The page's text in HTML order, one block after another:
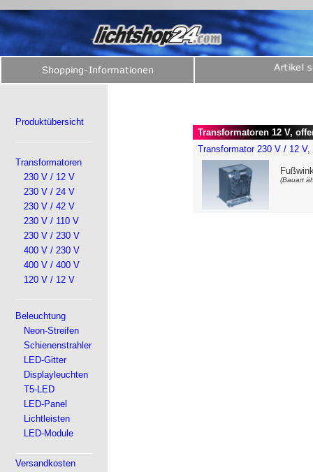
Produktübersicht
Transformatoren
230 V / 12 V
230 V / 24 V
230 V / 42 V
230 V / 110 V
230 V / 230 V
400 V / 230 V
400 V / 400 V
120 V / 12 V
Beleuchtung
Neon-Streifen
Schienenstrahler
LED-Gitter
Displayleuchten
T5-LED
LED-Panel
Lichtleisten
LED-Module
Versandkosten
Transformatoren 12 V,
Transformator 230 V / 12 V,
(Bauart